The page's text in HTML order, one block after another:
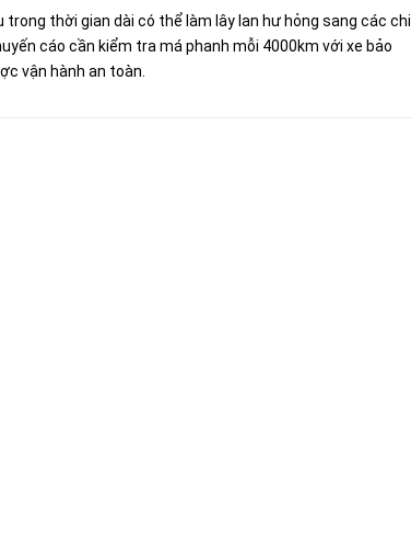
thời gian dài có thể làm lây lan hư hỏng sang các chi
cáo cần kiểm tra má phanh mỗi 4000km với xe bảo
vận hành an toàn.